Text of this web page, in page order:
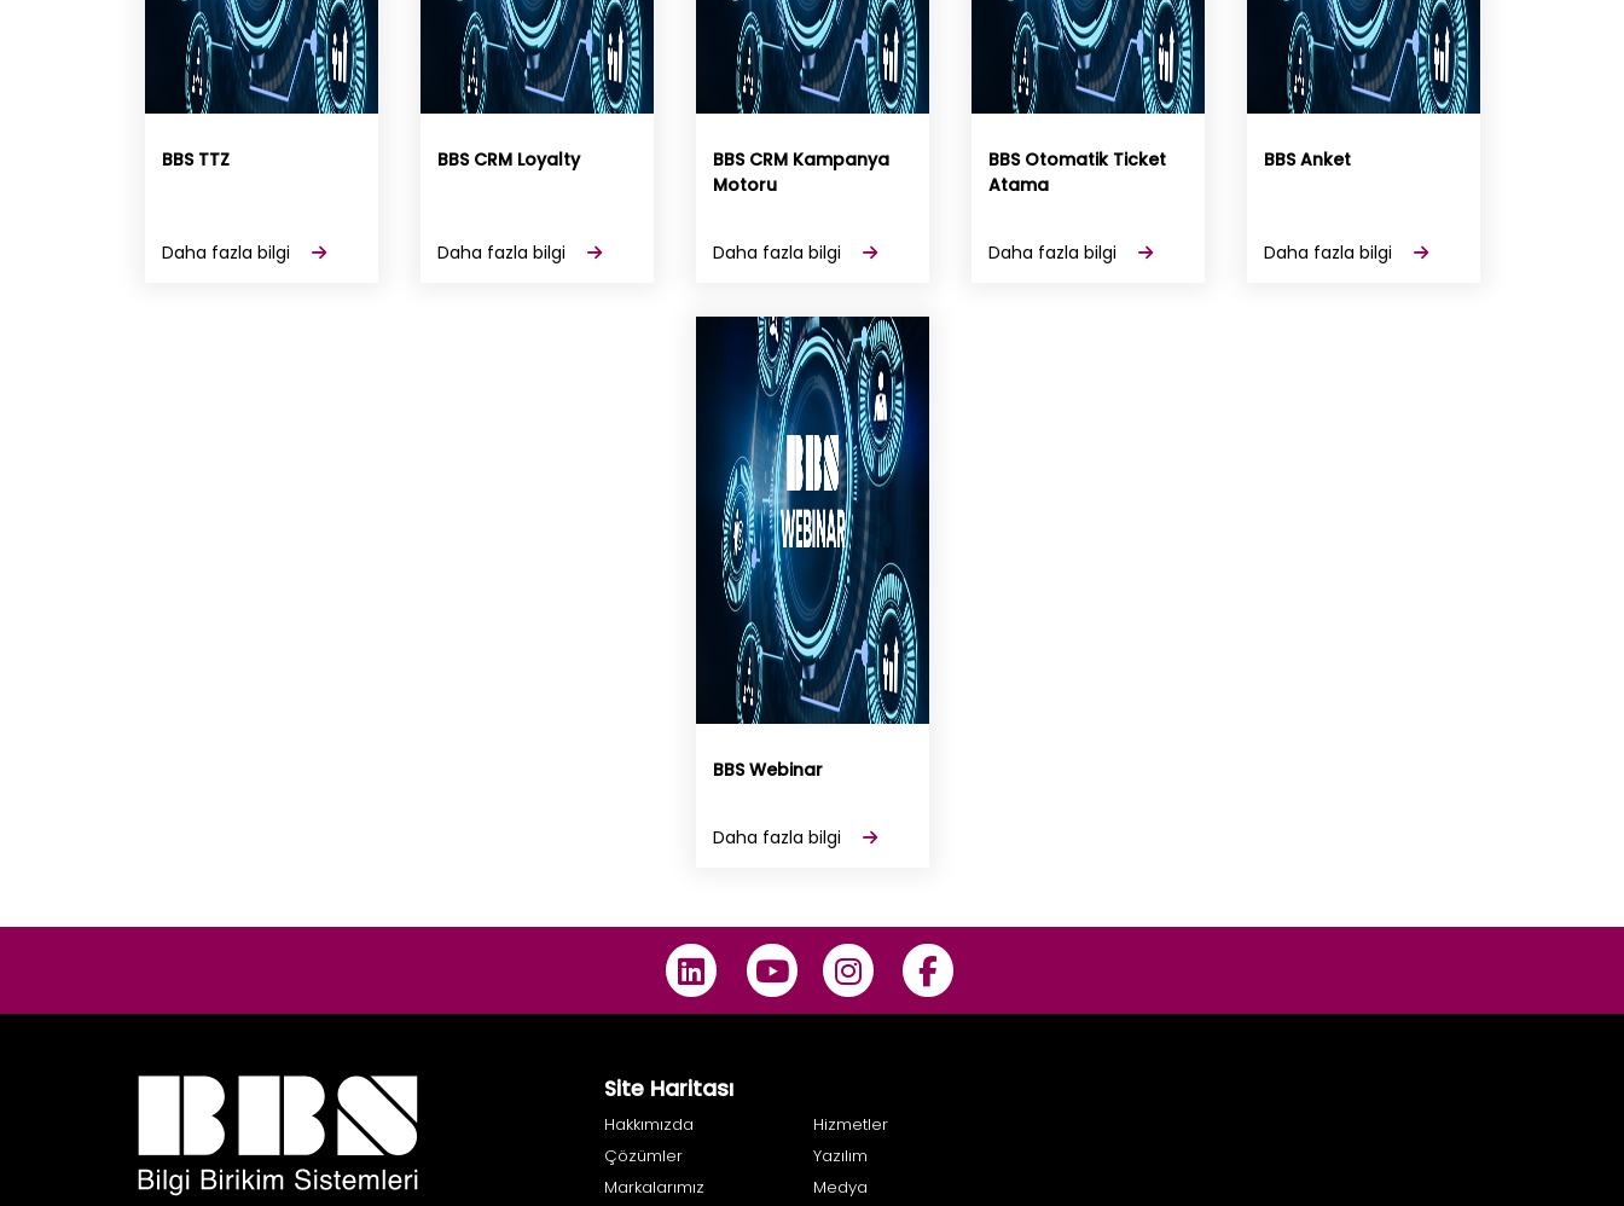
BBS TTZ
Daha fazla bilgi
BBS CRM Loyalty
Daha fazla bilgi
BBS CRM Kampanya
Motoru
Daha fazla bilgi
BBS Otomatik Ticket
Atama
Daha fazla bilgi
BBS Anket
Daha fazla bilgi
BBS Webinar
Daha fazla bilgi
Site Haritası
Hakkımızda
Hizmetler
Çözümler
Yazılım
Markalarımız
Medya